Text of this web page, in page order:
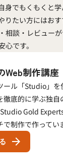
身でもくもくと学
りたい方にはお
相談・レビュー
心です。
Web制作講座
ール「Studio」を
徹底的に学ぶ独自
Gold
制作で作ってい
arrow_forward